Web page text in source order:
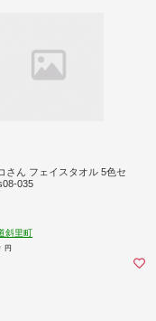
さん フェイスタオル 5色セ
035
斜里町
円